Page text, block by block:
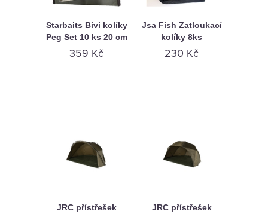
Starbaits Bivi kolíky
Peg Set 10 ks 20 cm
359 Kč
Jsa Fish Zatloukací
kolíky 8ks
230 Kč
JRC přístřešek
JRC přístřešek